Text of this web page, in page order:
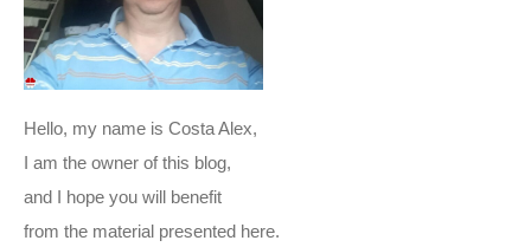
Hello, my name is Costa Alex,
I am the owner of this blog,
and I hope you will benefit
from the material presented here.